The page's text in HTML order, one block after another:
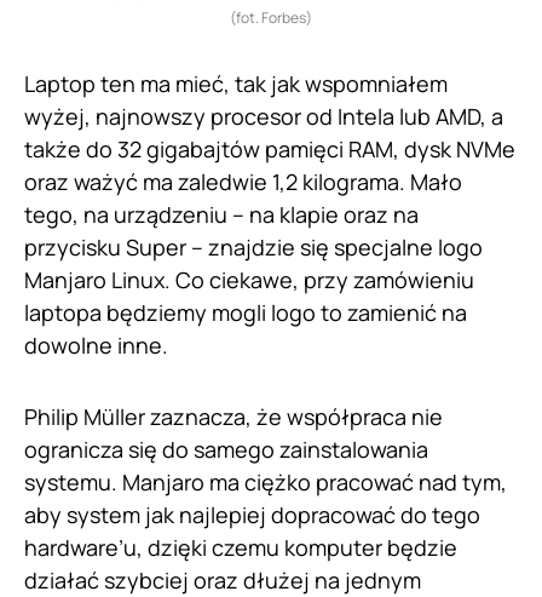
(fot. Forbes)
Laptop ten ma mieć, tak jak wspomniałem
wyżej, najnowszy procesor od Intela lub AMD, a
także do 32 gigabajtów pamięci RAM, dysk NVMe
oraz ważyć ma zaledwie 1,2 kilograma. Mało
tego, na urządzeniu – na klapie oraz na
przycisku Super – znajdzie się specjalne logo
Manjaro Linux. Co ciekawe, przy zamówieniu
laptopa będziemy mogli logo to zamienić na
dowolne inne.
Philip Müller zaznacza, że współpraca nie
ogranicza się do samego zainstalowania
systemu. Manjaro ma ciężko pracować nad tym,
aby system jak najlepiej dopracować do tego
hardware’u, dzięki czemu komputer będzie
działać szybciej oraz dłużej na jednym